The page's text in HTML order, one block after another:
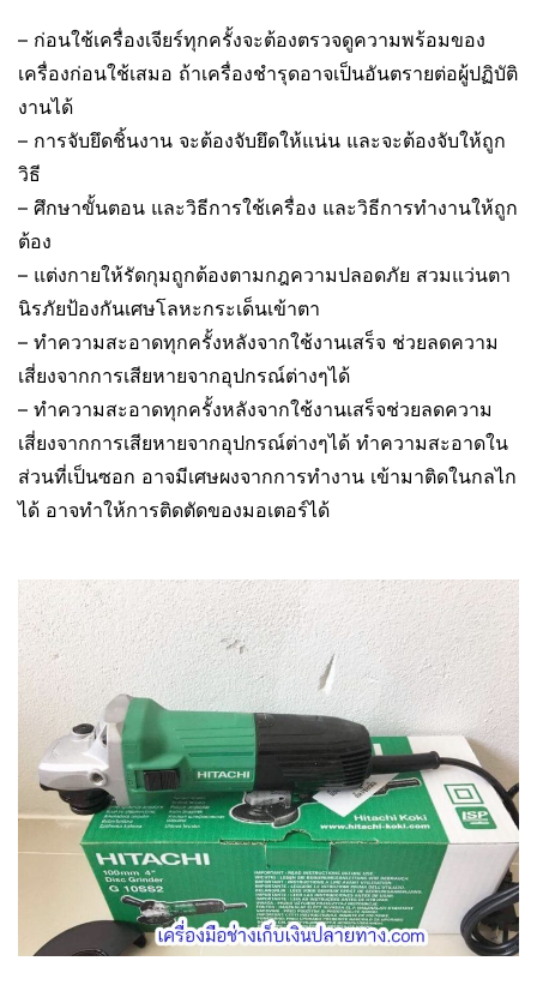
– ก่อนใช้เครื่องเจียร์ทุกครั้งจะต้องตรวจดูความพร้อมของ
เครื่องก่อนใช้เสมอ ถ้าเครื่องชำรุดอาจเป็นอันตรายต่อผู้ปฏิบัติ
งานได้
– การจับยึดชิ้นงาน จะต้องจับยึดให้แน่น และจะต้องจับให้ถูก
วิธี
– ศึกษาขั้นตอน และวิธีการใช้เครื่อง และวิธีการทำงานให้ถูก
ต้อง
– แต่งกายให้รัดกุมถูกต้องตามกฎความปลอดภัย สวมแว่นตา
นิรภัยป้องกันเศษโลหะกระเด็นเข้าตา
– ทำความสะอาดทุกครั้งหลังจากใช้งานเสร็จ ช่วยลดความ
เสี่ยงจากการเสียหายจากอุปกรณ์ต่างๆได้
– ทำความสะอาดทุกครั้งหลังจากใช้งานเสร็จช่วยลดความ
เสี่ยงจากการเสียหายจากอุปกรณ์ต่างๆได้ ทำความสะอาดใน
ส่วนที่เป็นซอก อาจมีเศษผงจากการทำงาน เข้ามาติดในกลไก
ได้ อาจทำให้การติดตัดของมอเตอร์ได้